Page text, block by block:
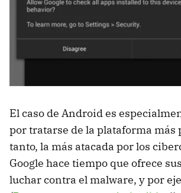
El caso de Android es
por tratarse de la plataforma más
tanto, la más atacada por los
Google hace tiempo que ofrece
luchar contra el malware, y por